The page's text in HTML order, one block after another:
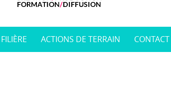
FILIÈRE ACTIONS DE TERRAIN CONTACT